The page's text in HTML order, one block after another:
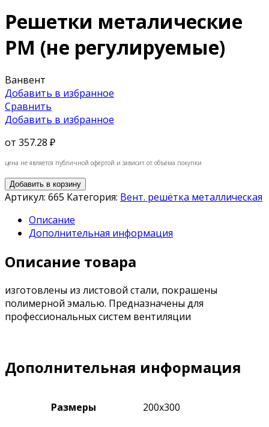
Решетки металические
РМ (не регулируемые)
Ванвент
Добавить в избранное
Сравнить
Добавить в избранное
от 357.28 ₽
цена не является публичной офертой и зависит от объёма покупки
Добавить в корзину
Артикул: 665 Категория: Вент. решётка металлическая
Описание
Дополнительная информация
Описание товара
изготовлены из листовой стали, покрашены
полимерной эмалью. Предназначены для
профессиональных систем вентиляции
Дополнительная информация
Размеры 200х300